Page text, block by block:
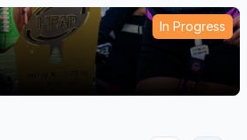
In Progress